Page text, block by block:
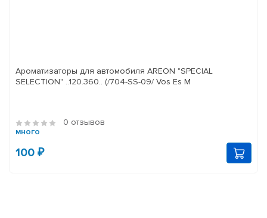
Ароматизаторы для автомобиля AREON "SPECIAL
SELECTION" ..120.360.. (/704-SS-09/ Vos Es M
0 отзывов
много
100 ₽